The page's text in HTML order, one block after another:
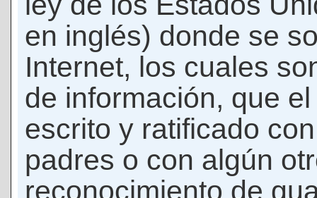
en inglés) donde se
Internet, los cuales
de información, que
escrito y ratificado
padres o con algún
reconocimiento de